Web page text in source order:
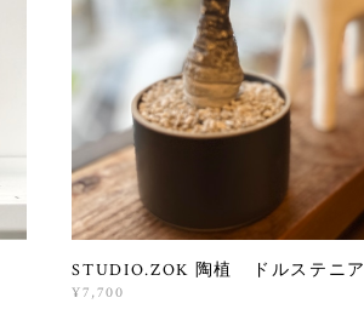
STUDIO.ZOK 陶植 ドルステニア
¥7,700